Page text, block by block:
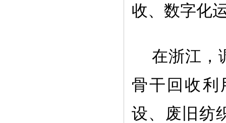
收、数字化
在浙江，
骨干回收利
设、废旧纺